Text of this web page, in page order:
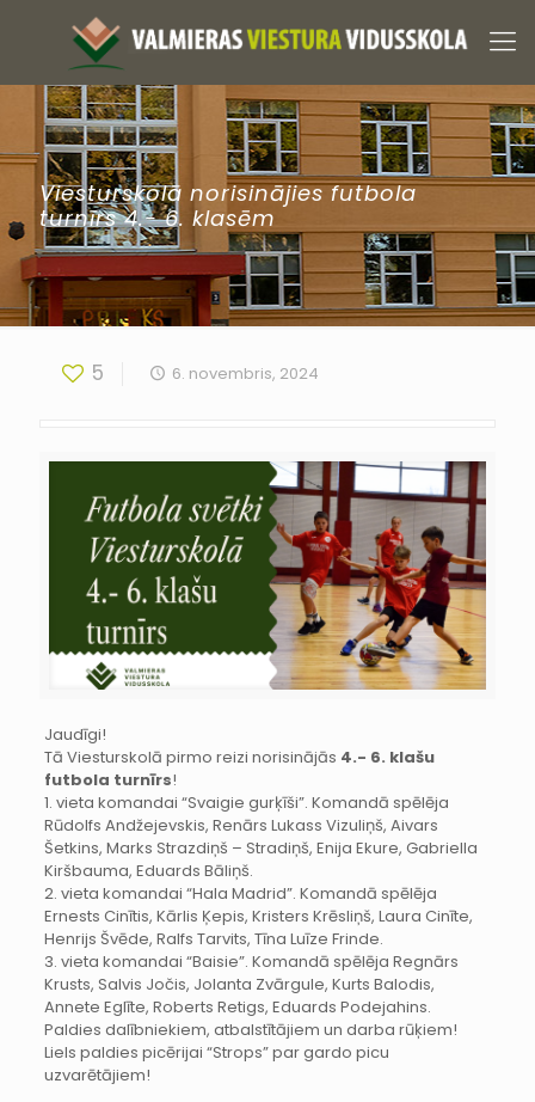
Viesturskolā norisinājies futbola
turnīrs 4.- 6. klasēm
5 6. novembris, 2024
Jaudīgi!
Tā Viesturskolā pirmo reizi norisinājās 4.- 6. klašu
futbola turnīrs!
1. vieta komandai “Svaigie gurķīši”. Komandā spēlēja
Rūdolfs Andžejevskis, Renārs Lukass Vizuliņš, Aivars
Šetkins, Marks Strazdiņš – Stradiņš, Enija Ekure, Gabriella
Kiršbauma, Eduards Bāliņš.
2. vieta komandai “Hala Madrid”. Komandā spēlēja
Ernests Cinītis, Kārlis Ķepis, Kristers Krēsliņš, Laura Cinīte,
Henrijs Švēde, Ralfs Tarvits, Tīna Luīze Frinde.
3. vieta komandai “Baisie”. Komandā spēlēja Regnārs
Krusts, Salvis Jočis, Jolanta Zvārgule, Kurts Balodis,
Annete Eglīte, Roberts Retigs, Eduards Podejahins.
Paldies dalībniekiem, atbalstītājiem un darba rūķiem!
Liels paldies picērijai “Strops” par gardo picu
uzvarētājiem!